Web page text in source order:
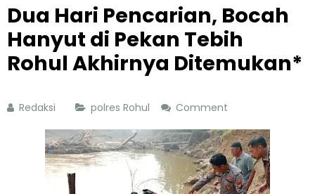
Dua Hari Pencarian, Bocah
Hanyut di Pekan Tebih
Rohul Akhirnya Ditemukan*
Redaksi polres Rohul Comment